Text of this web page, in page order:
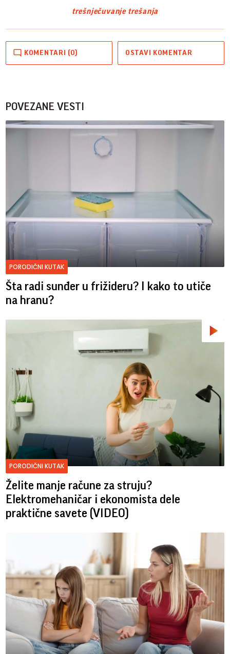
trešnječuvanje trešanja
KOMENTARI (0) OSTAVI KOMENTAR
POVEZANE VESTI
PORODIČNI KUTAK
Šta radi sunđer u frižideru? I kako to utiče
na hranu?
PORODIČNI KUTAK
Želite manje račune za struju?
Elektromehaničar i ekonomista dele
praktične savete (VIDEO)